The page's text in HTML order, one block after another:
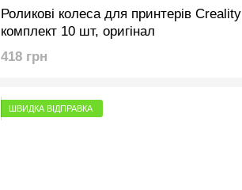
Роликові колеса для принтерів Creality
комплект 10 шт, оригінал
418 грн
ШВИДКА ВІДПРАВКА